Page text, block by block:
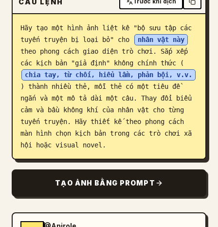
Blog
Cập nhật
Hãy tạo một hình ảnh liệt kê "bộ sưu tập các
tuyến truyện bị loại bỏ" cho
nhân vật này
theo phong cách giao diện trò chơi. Sắp xếp
các kịch bản "giả định" không chính thức (
chia tay, từ chối, hiểu lầm, phản bội, v.v.
) thành nhiều thẻ, mỗi thẻ có một tiêu đề
ngắn và một mô tả dài một câu. Thay đổi biểu
cảm và bầu không khí của nhân vật cho từng
tuyến truyện. Hãy thiết kế theo phong cách
màn hình chọn kịch bản trong các trò chơi xã
hội hoặc visual novel.
TẠO ẢNH BẰNG PROMPT